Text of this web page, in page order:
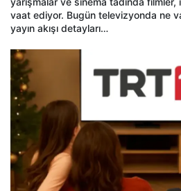
vaat ediyor. Bugün televizyonda ne
yayın akışı detayları…